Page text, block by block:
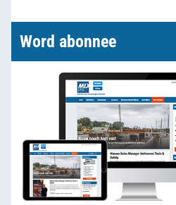
Word abonnee